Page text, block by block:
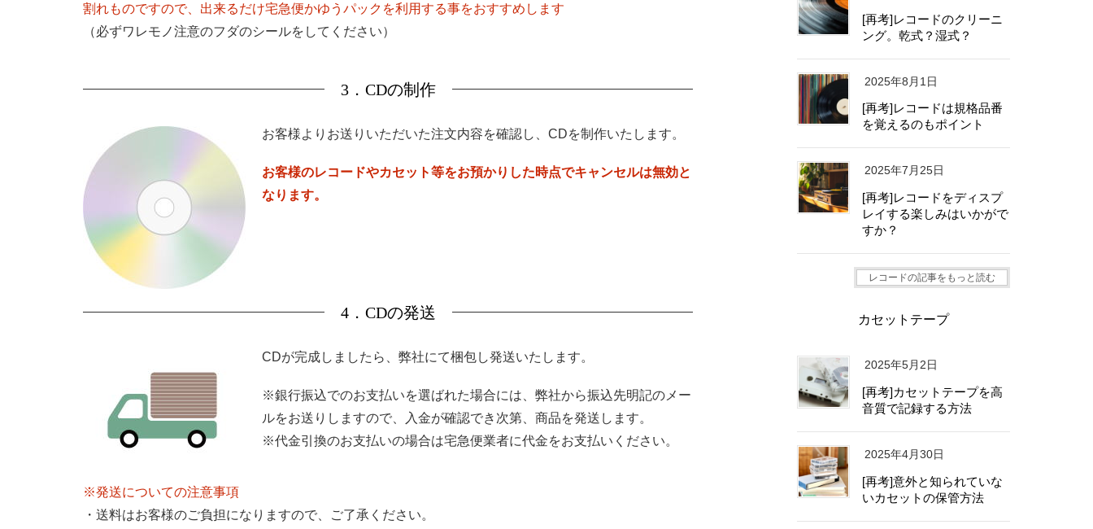
割れものですので、出来るだけ宅急便かゆうパックを利用する事をおすすめします
（必ずワレモノ注意のフダのシールをしてください）
3．CDの制作
お客様よりお送りいただいた注文内容を確認し、CDを制作いたします。
お客様のレコードやカセット等をお預かりした時点でキャンセルは無効と
なります。
4．CDの発送
CDが完成しましたら、弊社にて梱包し発送いたします。
※銀行振込でのお支払いを選ばれた場合には、弊社から振込先明記のメー
ルをお送りしますので、入金が確認でき次第、商品を発送します。
※代金引換のお支払いの場合は宅急便業者に代金をお支払いください。
※発送についての注意事項
・送料はお客様のご負担になりますので、ご了承ください。
[再考]レコードのクリーニ
ング。乾式？湿式？
2025年8月1日
[再考]レコードは規格品番
を覚えるのもポイント
2025年7月25日
[再考]レコードをディスプ
レイする楽しみはいかがで
すか？
レコードの記事をもっと読む
カセットテープ
2025年5月2日
[再考]カセットテープを高
音質で記録する方法
2025年4月30日
[再考]意外と知られていな
いカセットの保管方法